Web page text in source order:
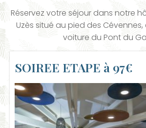
Réservez votre séjour dans notre
Uzès situé au pied des Cévennes,
voiture du Pont du
SOIREE ETAPE à 97€